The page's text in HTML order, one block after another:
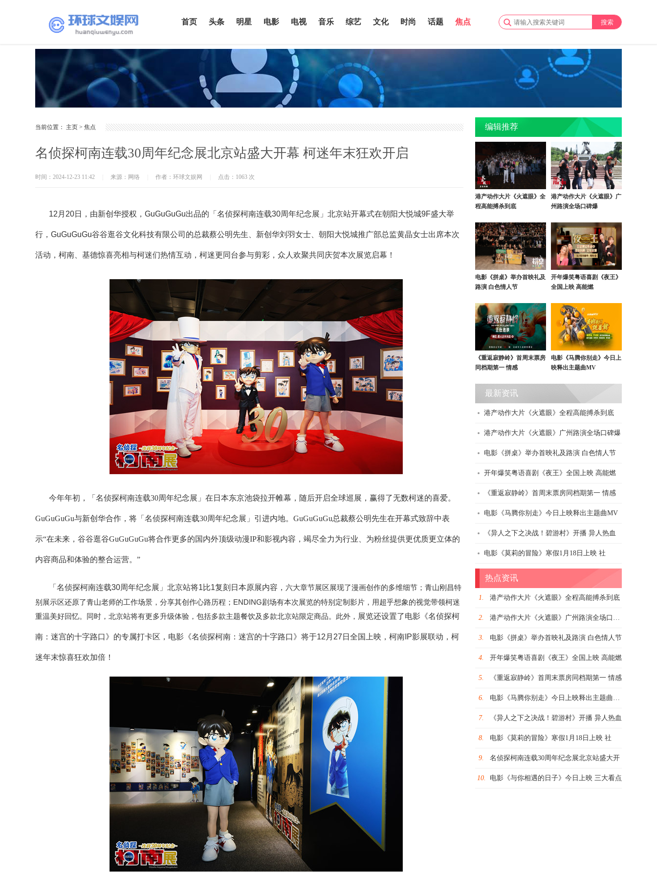
首页 头条 明星 电影 电视 音乐 综艺 文化 时尚 话题 焦点
当前位置： 主页 > 焦点
名侦探柯南连载30周年纪念展北京站盛大开幕 柯迷年末狂欢开启
时间：2024-12-23 11:42 来源：网络 作者：环球文娱网 点击： 1063 次
12月20日，由新创华授权，GuGuGuGu出品的「名侦探柯南连载30周年纪念展」北京站开幕式在朝阳大悦城9F盛大举
行，GuGuGuGu谷谷逛谷文化科技有限公司的总裁蔡公明先生、新创华刘羽女士、朝阳大悦城推广部总监黄晶女士出席本次
活动，柯南、基德惊喜亮相与柯迷们热情互动，柯迷更同台参与剪彩，众人欢聚共同庆贺本次展览启幕！
今年年初，「名侦探柯南连载30周年纪念展」在日本东京池袋拉开帷幕，随后开启全球巡展，赢得了无数柯迷的喜爱。
GuGuGuGu与新创华合作，将「名侦探柯南连载30周年纪念展」引进内地。GuGuGuGu总裁蔡公明先生在开幕式致辞中表
示“在未来，谷谷逛谷GuGuGuGu将合作更多的国内外顶级动漫IP和影视内容，竭尽全力为行业、为粉丝提供更优质更立体的
内容商品和体验的整合运营。”
「名侦探柯南连载30周年纪念展」北京站将1比1复刻日本原展内容， 六大章节展区展现了漫画创作的多维细节；青山刚昌特
别展示区还原了青山老师的工作场景，分享其创作心路历程；ENDING剧场有本次展览的特别定制影片，用超乎想象的视觉带领柯迷
重温美好回忆。同时，北京站将有更多升级体验，包括多款主题餐饮及多款北京站限定商品。此外， 展览还设置了电影《名侦探柯
南：迷宫的十字路口》的专属打卡区，电影《名侦探柯南：迷宫的十字路口》将于12月27日全国上映，柯南IP影展联动，柯
迷年末惊喜狂欢加倍！
编辑推荐
港产动作大片《火遮眼》全
程高能搏杀到底
港产动作大片《火遮眼》广
州路演全场口碑爆
电影《拼桌》举办首映礼及
路演 白色情人节
开年爆笑粤语喜剧《夜王》
全国上映 高能燃
《重返寂静岭》首周末票房
同档期第一 情感
电影《马腾你别走》今日上
映释出主题曲MV
最新资讯
港产动作大片《火遮眼》全程高能搏杀到底
港产动作大片《火遮眼》广州路演全场口碑爆
电影《拼桌》举办首映礼及路演 白色情人节
开年爆笑粤语喜剧《夜王》全国上映 高能燃
《重返寂静岭》首周末票房同档期第一 情感
电影《马腾你别走》今日上映释出主题曲MV
《异人之下之决战！碧游村》开播 异人热血
电影《莫莉的冒险》寒假1月18日上映 社
热点资讯
1. 港产动作大片《火遮眼》全程高能搏杀到底
2. 港产动作大片《火遮眼》广州路演全场口碑爆
3. 电影《拼桌》举办首映礼及路演 白色情人节
4. 开年爆笑粤语喜剧《夜王》全国上映 高能燃
5. 《重返寂静岭》首周末票房同档期第一 情感
6. 电影《马腾你别走》今日上映释出主题曲MV
7. 《异人之下之决战！碧游村》开播 异人热血
8. 电影《莫莉的冒险》寒假1月18日上映 社
9. 名侦探柯南连载30周年纪念展北京站盛大开
10. 电影《与你相遇的日子》今日上映 三大看点